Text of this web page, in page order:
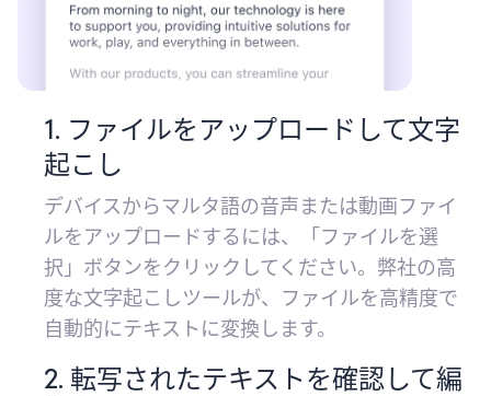
1. ファイルをアップロードして文字
起こし
デバイスからマルタ語の音声または動画ファイ
ルをアップロードするには、「ファイルを選
択」ボタンをクリックしてください。弊社の高
度な文字起こしツールが、ファイルを高精度で
自動的にテキストに変換します。
2. 転写されたテキストを確認して編